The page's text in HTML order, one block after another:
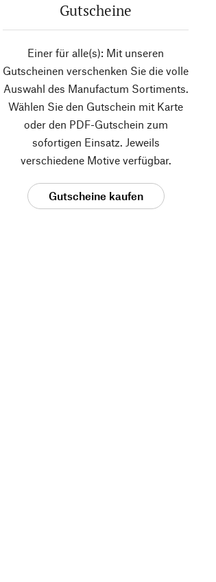
Gutscheine
Einer für alle(s): Mit unseren
Gutscheinen verschenken Sie die volle
Auswahl des Manufactum Sortiments.
Wählen Sie den Gutschein mit Karte
oder den PDF-Gutschein zum
sofortigen Einsatz. Jeweils
verschiedene Motive verfügbar.
Gutscheine kaufen